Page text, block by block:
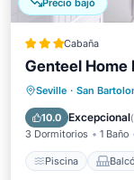
Precio bajó
Cabaña
Genteel Home
Seville · San
10.0 Excepcional(
3 Dormitorios 1 Baño
Piscina
Piscina
Aire